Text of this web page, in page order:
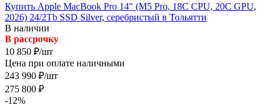
Купить Apple MacBook Pro 14" (M5 Pro, 18C CPU, 20C GPU,
2026) 24/2Tb SSD Silver, серебристый в Тольятти
В наличии
В рассрочку
10 850 ₽/шт
Цена при оплате наличными
243 990 ₽/шт
275 800 ₽
-12%